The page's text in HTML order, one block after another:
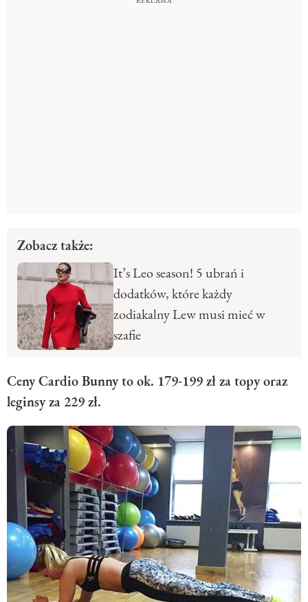
Zobacz także:
It’s Leo season! 5 ubrań i
dodatków, które każdy
zodiakalny Lew musi mieć w
szafie
Ceny Cardio Bunny to ok. 179-199 zł za topy oraz
leginsy za 229 zł.